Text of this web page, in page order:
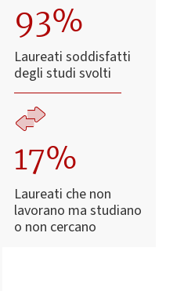
93%
Laureati soddisfatti
degli studi svolti
17%
Laureati che non
lavorano ma studiano
o non cercano